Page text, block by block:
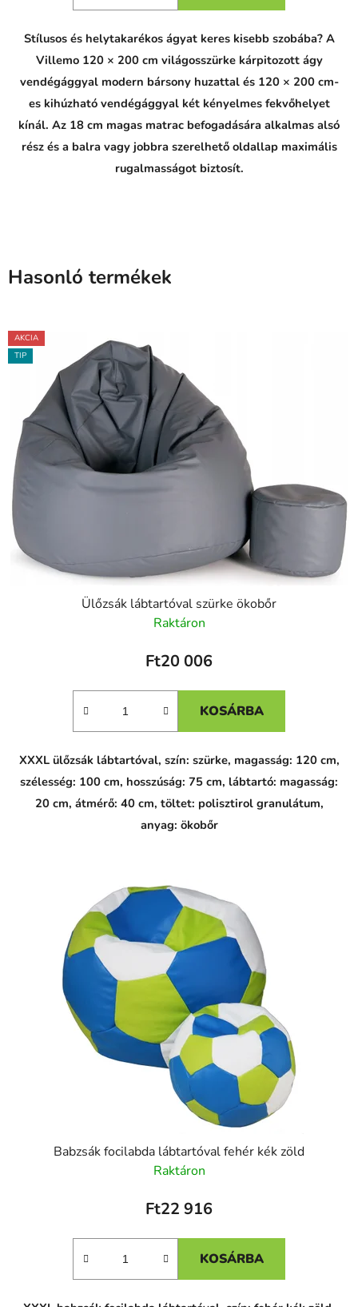
Stílusos és helytakarékos ágyat keres kisebb szobába? A
Villemo 120 × 200 cm világosszürke kárpitozott ágy
vendégággyal modern bársony huzattal és 120 × 200 cm-
es kihúzható vendégággyal két kényelmes fekvőhelyet
kínál. Az 18 cm magas matrac befogadására alkalmas alsó
rész és a balra vagy jobbra szerelhető oldallap maximális
rugalmasságot biztosít.
Hasonló termékek
AKCIA
TIP
Ülőzsák lábtartóval szürke ökobőr
Raktáron
Ft20 006
KOSÁRBA
XXXL ülőzsák lábtartóval, szín: szürke, magasság: 120 cm,
szélesség: 100 cm, hosszúság: 75 cm, lábtartó: magasság:
20 cm, átmérő: 40 cm, töltet: polisztirol granulátum,
anyag: ökobőr
Babzsák focilabda lábtartóval fehér kék zöld
Raktáron
Ft22 916
KOSÁRBA